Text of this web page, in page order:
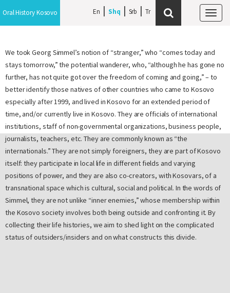
En Shq Srb
Oral History Kosovo
We took Georg Simmel’s notion of “stranger,” who “comes today and
stays tomorrow,” the potential wanderer, who, “although he has gone no
further, has not quite got over the freedom of coming and going,” – to
better identify those natives of other countries who came to Kosovo
especially after 1999, and lived in Kosovo for an extended period of
time, and/or currently live in Kosovo. They are officials of international
institutions, staff of non-governmental organizations, business people,
journalists, teachers, etc. They are commonly known as “the
internationals.” They are not simply foreigners, they are part of Kosovo
itself: they participate in local life in different fields and varying
positions of power, and they are also co-creators, with Kosovars, of a
transnational space which is cultural, social and political. In the words of
Simmel, they are not unlike “inner enemies,” whose membership within
the Kosovo society involves both being outside and confronting it. By
collecting their life histories, we aim to shed light on the complicated
status of outsiders/insiders and on what constructs this divide.